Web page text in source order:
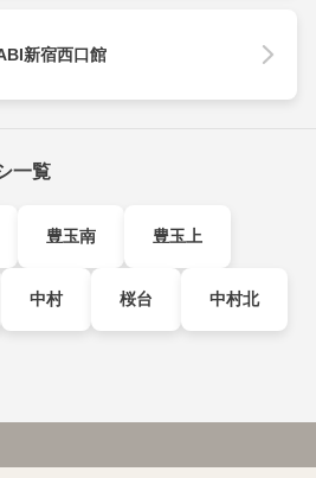
新宿西口館
一覧
豊玉南 豊玉上
中村 桜台 中村北